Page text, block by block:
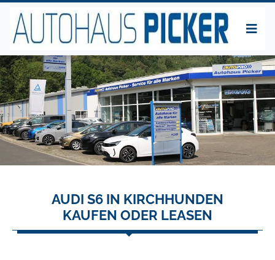
AUDI S6 IN KIRCHHUNDEN
KAUFEN ODER LEASEN